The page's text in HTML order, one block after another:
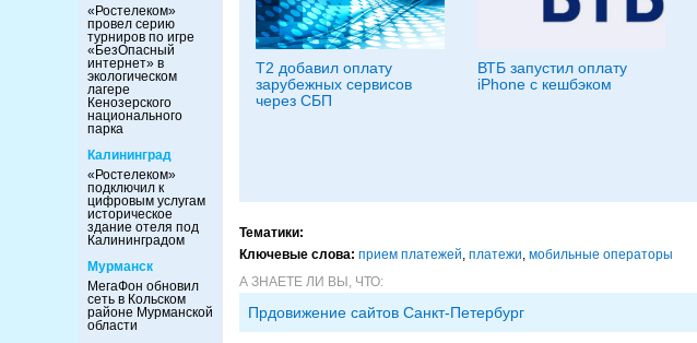
«Ростелеком»
провел серию
турниров по игре
«БезОпасный
интернет» в
экологическом
лагере
Кенозерского
национального
парка
Калининград
«Ростелеком»
подключил к
цифровым услугам
историческое
здание отеля под
Калининградом
Мурманск
МегаФон обновил
сеть в Кольском
районе Мурманской
области
T2 добавил оплату
зарубежных сервисов
через СБП
ВТБ запустил оплату
iPhone с кешбэком
Тематики:
Ключевые слова: прием платежей, платежи, мобильные операторы
А ЗНАЕТЕ ЛИ ВЫ, ЧТО:
Прдовижение сайтов Санкт-Петербург